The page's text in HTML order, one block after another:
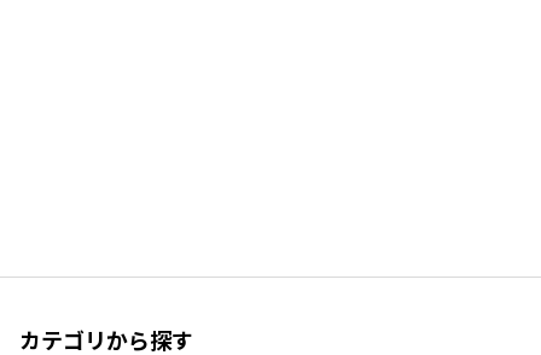
カテゴリから探す